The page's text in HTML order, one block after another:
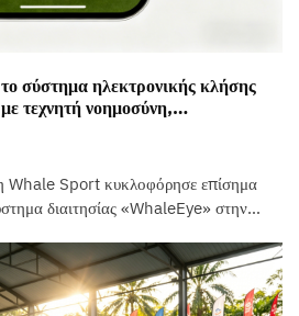
σύστημα ηλεκτρονικής κλήσης
τεχνητή νοημοσύνη,
Whale Sport κυκλοφόρησε επίσημα
διαιτησίας «WhaleEye» στην
module ακμής υπολογισμού (edge
μπάλα βρίσκεται εκτός ορίων